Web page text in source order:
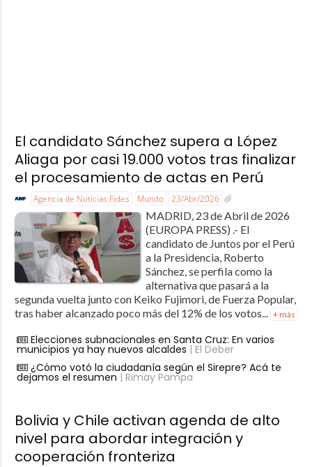
El candidato Sánchez supera a López
Aliaga por casi 19.000 votos tras finalizar
el procesamiento de actas en Perú
Agencia de Noticias Fides Mundo 23/Abr/2026
MADRID, 23 de Abril de 2026
(EUROPA PRESS) .- El
candidato de Juntos por el Perú
a la Presidencia, Roberto
Sánchez, se perfila como la
alternativa que pasará a la
segunda vuelta junto con Keiko Fujimori, de Fuerza Popular,
tras haber alcanzado poco más del 12% de los votos...
+ más
Elecciones subnacionales en Santa Cruz: En varios
municipios ya hay nuevos alcaldes | El Deber
¿Cómo votó la ciudadanía según el Sirepre? Acá te
dejamos el resumen | Rimay Pampa
Bolivia y Chile activan agenda de alto
nivel para abordar integración y
cooperación fronteriza